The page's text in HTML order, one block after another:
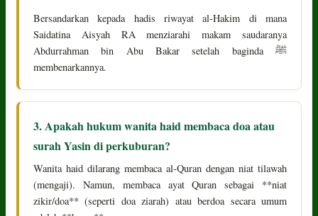
Bersandarkan kepada hadis riwayat al-Hakim di mana
Saidatina Aisyah RA menziarahi makam saudaranya
Abdurrahman bin Abu Bakar setelah baginda ﷺ
membenarkannya.
3. Apakah hukum wanita haid membaca doa atau
surah Yasin di perkuburan?
Wanita haid dilarang membaca al-Quran dengan niat tilawah
(mengaji). Namun, membaca ayat Quran sebagai **niat
zikir/doa** (seperti doa ziarah) atau berdoa secara umum